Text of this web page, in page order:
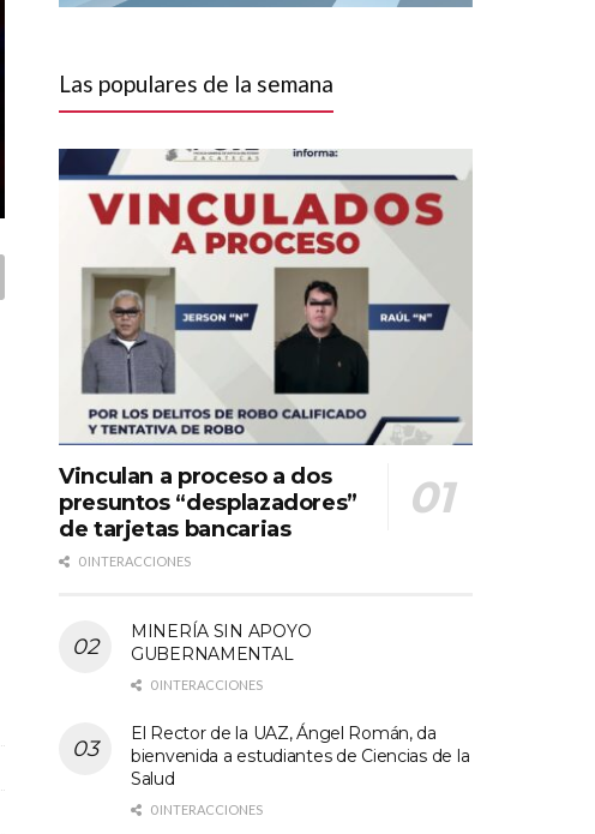
Las populares de la semana
Vinculan a proceso a dos
presuntos “desplazadores”
de tarjetas bancarias
0 INTERACCIONES
MINERÍA SIN APOYO
GUBERNAMENTAL
0 INTERACCIONES
El Rector de la UAZ, Ángel Román, da
bienvenida a estudiantes de Ciencias de la
Salud
0 INTERACCIONES